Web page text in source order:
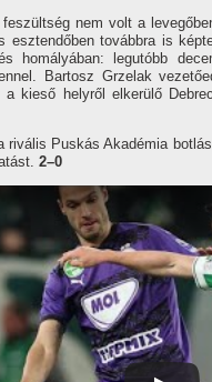
nem volt a
esztendőben továbbra is
homályában: legutóbb
Bartosz Grzelak
kieső helyről elkerülő
rivális Puskás Akadémia
2–0